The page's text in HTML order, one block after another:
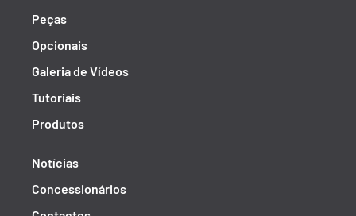
Peças
Opcionais
Galeria de Vídeos
Tutoriais
Produtos
Notícias
Concessionários